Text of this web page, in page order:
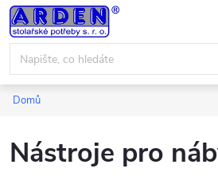
Přejít
na
obsah
Domů
Nástroje pro